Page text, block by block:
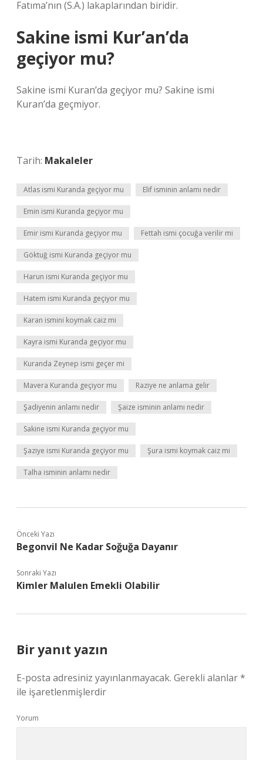
Fatıma’nın (S.A.) lakaplarından biridir.
Sakine ismi Kur’an’da
geçiyor mu?
Sakine ismi Kuran’da geçiyor mu? Sakine ismi
Kuran’da geçmiyor.
Tarih: Makaleler
Atlas ismi Kuranda geçiyor mu Elif isminin anlamı nedir
Emin ismi Kuranda geçiyor mu
Emir ismi Kuranda geçiyor mu Fettah ismi çocuğa verilir mi
Göktuğ ismi Kuranda geçiyor mu
Harun ismi Kuranda geçiyor mu
Hatem ismi Kuranda geçiyor mu
Karan ismini koymak caiz mi
Kayra ismi Kuranda geçiyor mu
Kuranda Zeynep ismi geçer mi
Mavera Kuranda geçiyor mu Raziye ne anlama gelir
Şadiyenin anlamı nedir Şaize isminin anlamı nedir
Sakine ismi Kuranda geçiyor mu
Şaziye ismi Kuranda geçiyor mu Şura ismi koymak caiz mi
Talha isminin anlamı nedir
Önceki Yazı
Begonvil Ne Kadar Soğuğa Dayanır
Sonraki Yazı
Kimler Malulen Emekli Olabilir
Bir yanıt yazın
E-posta adresiniz yayınlanmayacak. Gerekli alanlar*
ile işaretlenmişlerdir
Yorum